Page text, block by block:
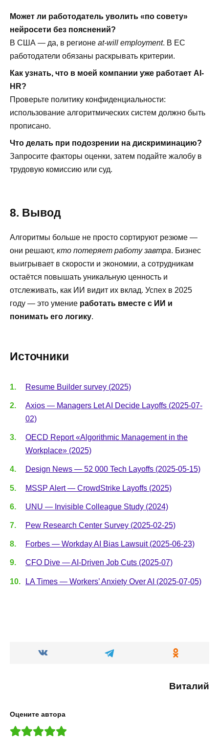
Может ли работодатель уволить «по совету»
нейросети без пояснений?
В США — да, в регионе at-will employment. В ЕС
работодатели обязаны раскрывать критерии.
Как узнать, что в моей компании уже работает AI-
HR?
Проверьте политику конфиденциальности:
использование алгоритмических систем должно быть
прописано.
Что делать при подозрении на дискриминацию?
Запросите факторы оценки, затем подайте жалобу в
трудовую комиссию или суд.
8. Вывод
Алгоритмы больше не просто сортируют резюме —
они решают, кто потеряет работу завтра. Бизнес
выигрывает в скорости и экономии, а сотрудникам
остаётся повышать уникальную ценность и
отслеживать, как ИИ видит их вклад. Успех в 2025
году — это умение работать вместе с ИИ и
понимать его логику.
Источники
Resume Builder survey (2025)
Axios — Managers Let AI Decide Layoffs (2025-07-
02)
OECD Report «Algorithmic Management in the
Workplace» (2025)
Design News — 52 000 Tech Layoffs (2025-05-15)
MSSP Alert — CrowdStrike Layoffs (2025)
UNU — Invisible Colleague Study (2024)
Pew Research Center Survey (2025-02-25)
Forbes — Workday AI Bias Lawsuit (2025-06-23)
CFO Dive — AI-Driven Job Cuts (2025-07)
LA Times — Workers’ Anxiety Over AI (2025-07-05)
Виталий
Оцените автора